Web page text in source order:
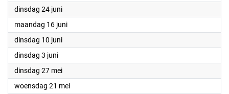
dinsdag 24 juni2025
maandag 16 juni2025
dinsdag 10 juni2025
dinsdag 3 juni2025
dinsdag 27 mei2025
woensdag 21 mei2025